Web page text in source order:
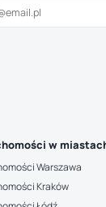
w
Warszawa
Kraków